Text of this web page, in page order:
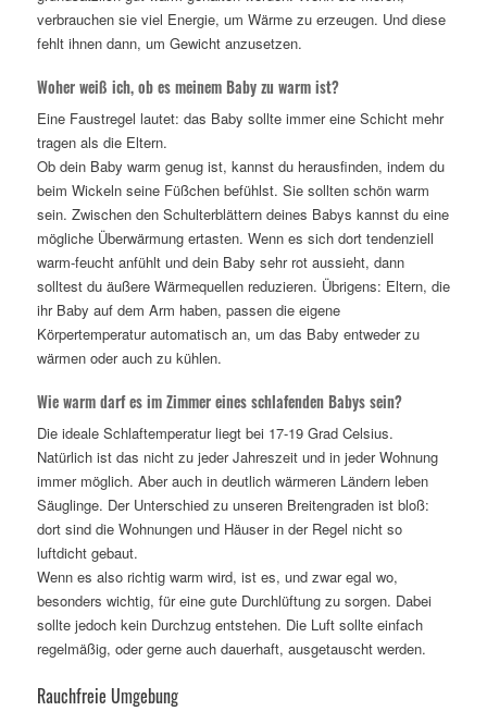
verbrauchen sie viel Energie, um Wärme zu erzeugen. Und diese
fehlt ihnen dann, um Gewicht anzusetzen.
Woher weiß ich, ob es meinem Baby zu warm ist?
Eine Faustregel lautet: das Baby sollte immer eine Schicht mehr
tragen als die Eltern.
Ob dein Baby warm genug ist, kannst du herausfinden, indem du
beim Wickeln seine Füßchen befühlst. Sie sollten schön warm
sein. Zwischen den Schulterblättern deines Babys kannst du eine
mögliche Überwärmung ertasten. Wenn es sich dort tendenziell
warm-feucht anfühlt und dein Baby sehr rot aussieht, dann
solltest du äußere Wärmequellen reduzieren. Übrigens: Eltern, die
ihr Baby auf dem Arm haben, passen die eigene
Körpertemperatur automatisch an, um das Baby entweder zu
wärmen oder auch zu kühlen.
Wie warm darf es im Zimmer eines schlafenden Babys sein?
Die ideale Schlaftemperatur liegt bei 17-19 Grad Celsius.
Natürlich ist das nicht zu jeder Jahreszeit und in jeder Wohnung
immer möglich. Aber auch in deutlich wärmeren Ländern leben
Säuglinge. Der Unterschied zu unseren Breitengraden ist bloß:
dort sind die Wohnungen und Häuser in der Regel nicht so
luftdicht gebaut.
Wenn es also richtig warm wird, ist es, und zwar egal wo,
besonders wichtig, für eine gute Durchlüftung zu sorgen. Dabei
sollte jedoch kein Durchzug entstehen. Die Luft sollte einfach
regelmäßig, oder gerne auch dauerhaft, ausgetauscht werden.
Rauchfreie Umgebung